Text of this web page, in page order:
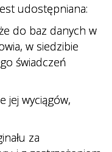
udostępniana:
do baz danych w
w siedzibie
świadczeń
jej wyciągów,
za